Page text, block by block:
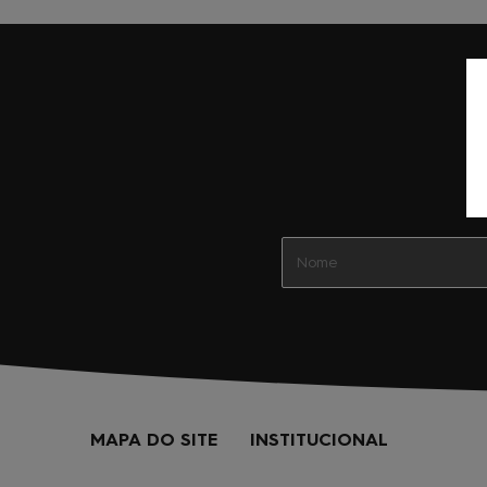
MAPA DO SITE INSTITUCIONAL